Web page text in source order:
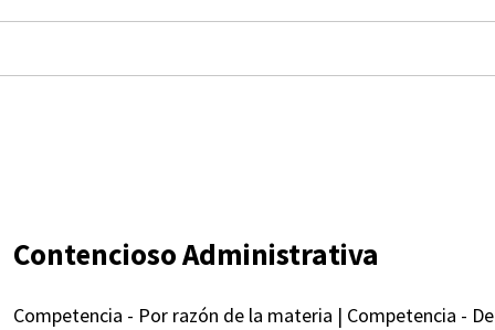
Contencioso Administrativa
Competencia - Por razón de la materia | Competencia -